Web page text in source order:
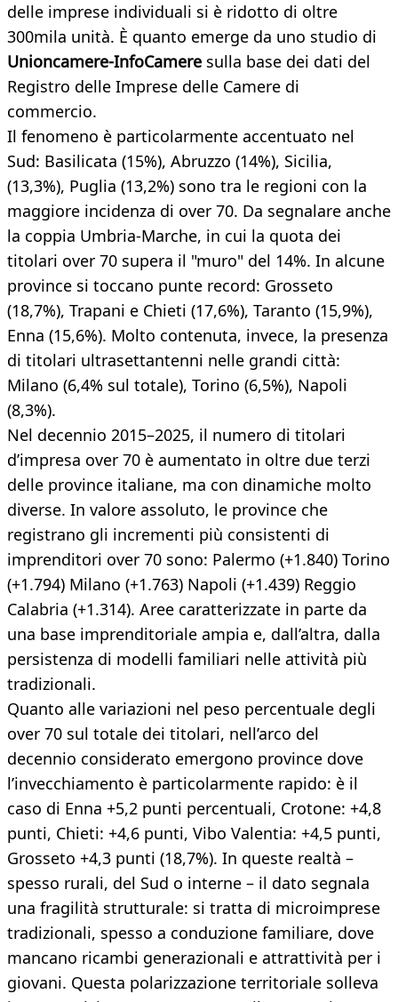
delle imprese individuali si è ridotto di oltre
300mila unità. È quanto emerge da uno studio di
Unioncamere-InfoCamere sulla base dei dati del
Registro delle Imprese delle Camere di
commercio.
Il fenomeno è particolarmente accentuato nel
Sud: Basilicata (15%), Abruzzo (14%), Sicilia,
(13,3%), Puglia (13,2%) sono tra le regioni con la
maggiore incidenza di over 70. Da segnalare anche
la coppia Umbria-Marche, in cui la quota dei
titolari over 70 supera il "muro" del 14%. In alcune
province si toccano punte record: Grosseto
(18,7%), Trapani e Chieti (17,6%), Taranto (15,9%),
Enna (15,6%). Molto contenuta, invece, la presenza
di titolari ultrasettantenni nelle grandi città:
Milano (6,4% sul totale), Torino (6,5%), Napoli
(8,3%).
Nel decennio 2015–2025, il numero di titolari
d’impresa over 70 è aumentato in oltre due terzi
delle province italiane, ma con dinamiche molto
diverse. In valore assoluto, le province che
registrano gli incrementi più consistenti di
imprenditori over 70 sono: Palermo (+1.840) Torino
(+1.794) Milano (+1.763) Napoli (+1.439) Reggio
Calabria (+1.314). Aree caratterizzate in parte da
una base imprenditoriale ampia e, dall’altra, dalla
persistenza di modelli familiari nelle attività più
tradizionali.
Quanto alle variazioni nel peso percentuale degli
over 70 sul totale dei titolari, nell’arco del
decennio considerato emergono province dove
l’invecchiamento è particolarmente rapido: è il
caso di Enna +5,2 punti percentuali, Crotone: +4,8
punti, Chieti: +4,6 punti, Vibo Valentia: +4,5 punti,
Grosseto +4,3 punti (18,7%). In queste realtà –
spesso rurali, del Sud o interne – il dato segnala
una fragilità strutturale: si tratta di microimprese
tradizionali, spesso a conduzione familiare, dove
mancano ricambi generazionali e attrattività per i
giovani. Questa polarizzazione territoriale solleva